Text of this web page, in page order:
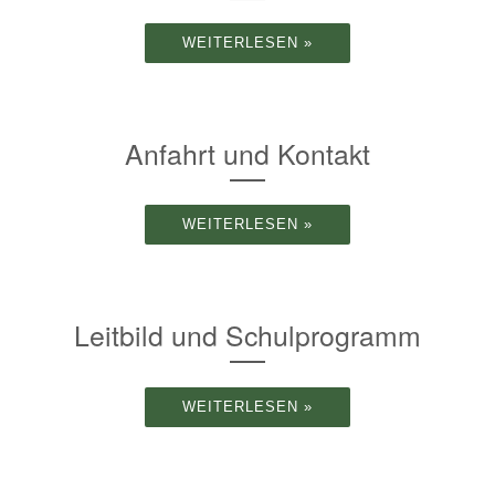
WEITERLESEN »
Anfahrt und Kontakt
WEITERLESEN »
Leitbild und Schulprogramm
WEITERLESEN »